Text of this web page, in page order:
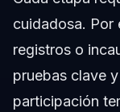
cuidadosa. Por
registros o
pruebas clave
participación